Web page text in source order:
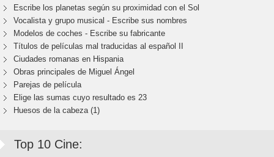
Escribe los planetas según su proximidad con el Sol
Vocalista y grupo musical - Escribe sus nombres
Modelos de coches - Escribe su fabricante
Títulos de películas mal traducidas al español II
Ciudades romanas en Hispania
Obras principales de Miguel Ángel
Parejas de película
Elige las sumas cuyo resultado es 23
Huesos de la cabeza (1)
Top 10 Cine: